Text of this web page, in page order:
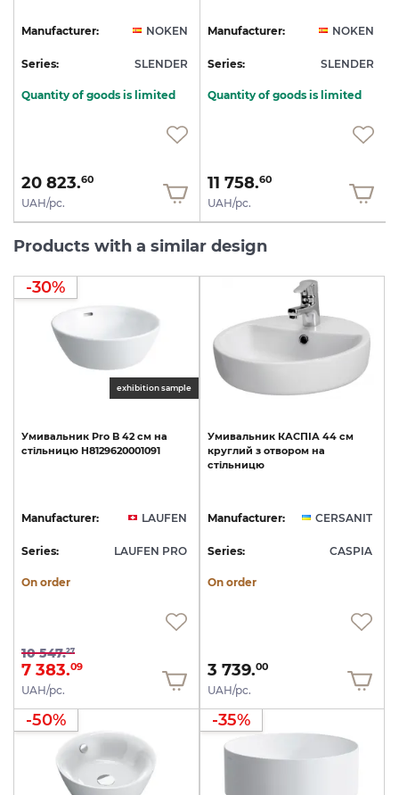
Manufacturer: NOKEN
Series: SLENDER
Quantity of goods is limited
20 823.60
UAH/pc.
Manufacturer: NOKEN
Series: SLENDER
Quantity of goods is limited
11 758.60
UAH/pc.
Products with a similar design
exhibition sample
-30%
Умивальник Pro B 42 см на
стільницю H8129620001091
Manufacturer: LAUFEN
Series: LAUFEN PRO
On order
10 547.27
7 383.09
UAH/pc.
Умивальник КАСПІА 44 см
круглий з отвором на
стільницю
Manufacturer: CERSANIT
Series: CASPIA
On order
3 739.00
UAH/pc.
-50% -35%